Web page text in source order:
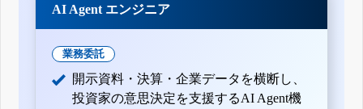
AI Agent エンジニア
業務委託
開示資料・決算・企業データを横断し、
投資家の意思決定を支援するAI Agent機